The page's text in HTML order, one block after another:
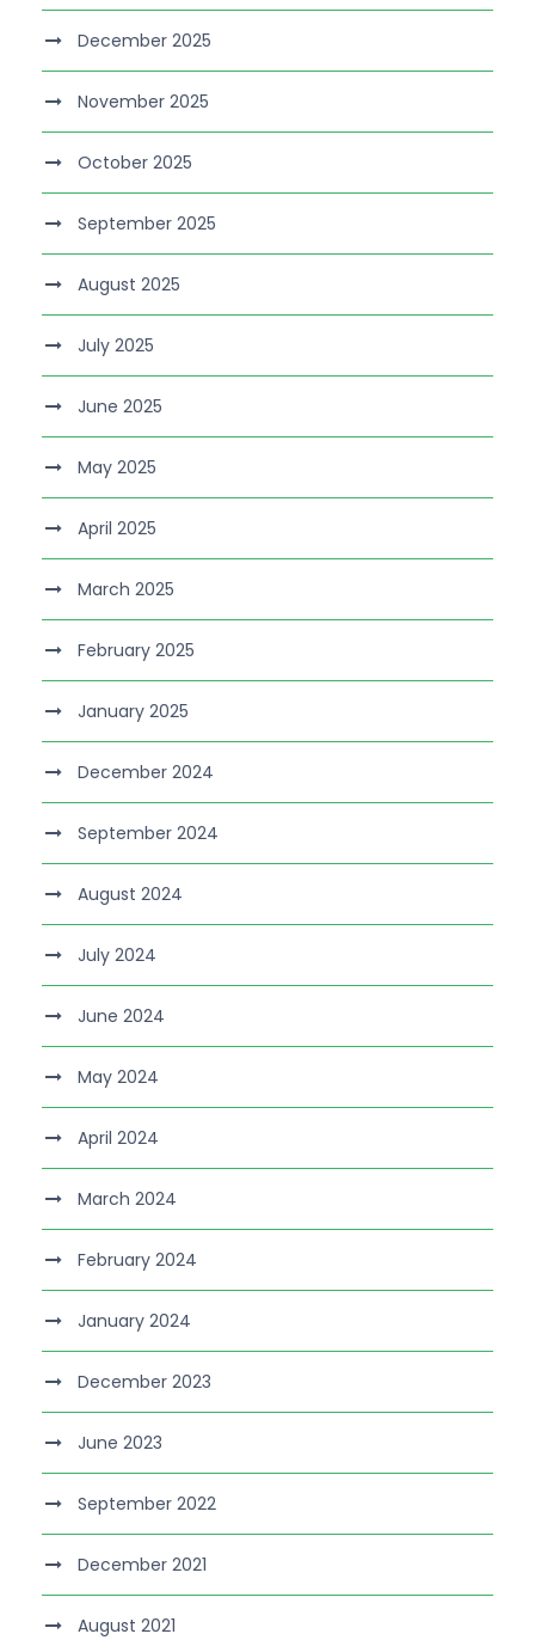
December 2025
November 2025
October 2025
September 2025
August 2025
July 2025
June 2025
May 2025
April 2025
March 2025
February 2025
January 2025
December 2024
September 2024
August 2024
July 2024
June 2024
May 2024
April 2024
March 2024
February 2024
January 2024
December 2023
June 2023
September 2022
December 2021
August 2021